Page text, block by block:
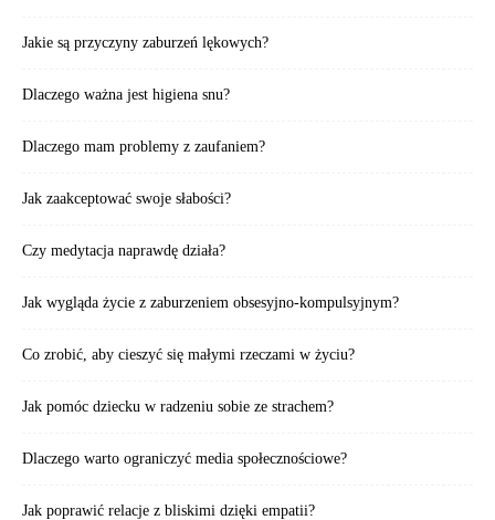
Jakie są przyczyny zaburzeń lękowych?
Dlaczego ważna jest higiena snu?
Dlaczego mam problemy z zaufaniem?
Jak zaakceptować swoje słabości?
Czy medytacja naprawdę działa?
Jak wygląda życie z zaburzeniem obsesyjno-kompulsyjnym?
Co zrobić, aby cieszyć się małymi rzeczami w życiu?
Jak pomóc dziecku w radzeniu sobie ze strachem?
Dlaczego warto ograniczyć media społecznościowe?
Jak poprawić relacje z bliskimi dzięki empatii?